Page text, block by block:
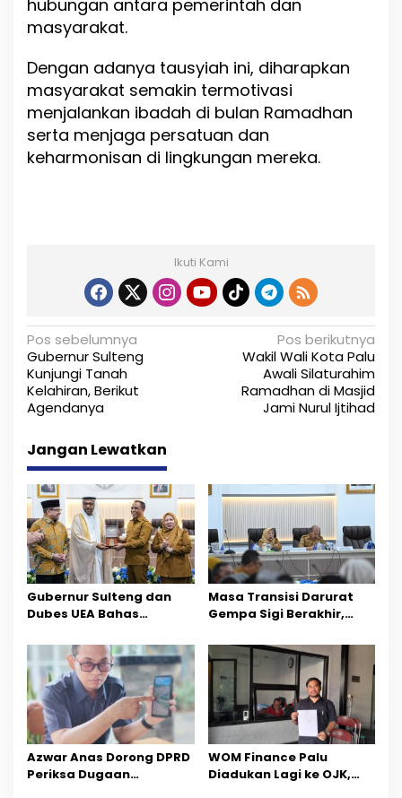
hubungan antara pemerintah dan
masyarakat.
Dengan adanya tausyiah ini, diharapkan
masyarakat semakin termotivasi
menjalankan ibadah di bulan Ramadhan
serta menjaga persatuan dan
keharmonisan di lingkungan mereka.
Ikuti Kami
N
a
v
i
g
a
s
i
p
o
s
Pos sebelumnya
Gubernur Sulteng
Kunjungi Tanah
Kelahiran, Berikut
Agendanya
Pos berikutnya
Wakil Wali Kota Palu
Awali Silaturahim
Ramadhan di Masjid
Jami Nurul Ijtihad
Jangan Lewatkan
Gubernur Sulteng dan
Dubes UEA Bahas
Sektor Jadi Prioritas
Masa Transisi Darurat
Gempa Sigi Berakhir,
Percepatan Pemulihan
Azwar Anas Dorong DPRD
Periksa Dugaan
‎WOM Finance Palu
Diadukan Lagi ke OJK,